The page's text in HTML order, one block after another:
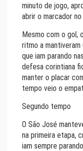
minuto de jogo,
abrir o marcador no
Mesmo com o gol,
ritmo a
que iam parando
defesa corintiana
manter o placar
tempo veio o
Segundo tempo
O São José
na primeira etapa,
iam sempre